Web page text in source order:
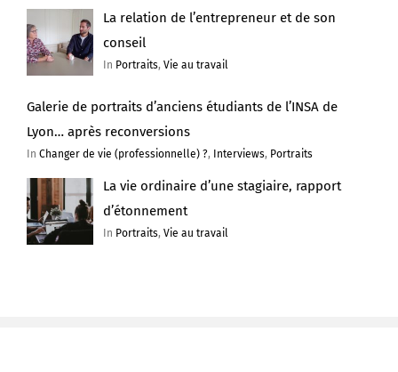
La relation de l’entrepreneur et de son
conseil
In Portraits,Vie au travail
Galerie de portraits d’anciens étudiants de l’INSA de
Lyon… après reconversions
In Changer de vie (professionnelle) ?, Interviews, Portraits
La vie ordinaire d’une stagiaire, rapport
d’étonnement
In Portraits,Vie au travail